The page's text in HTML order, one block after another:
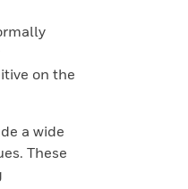
on the
a wide
These